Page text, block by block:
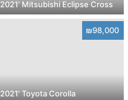
2021' Mitsubishi Eclipse Cross
₪98,000
2021' Toyota Corolla